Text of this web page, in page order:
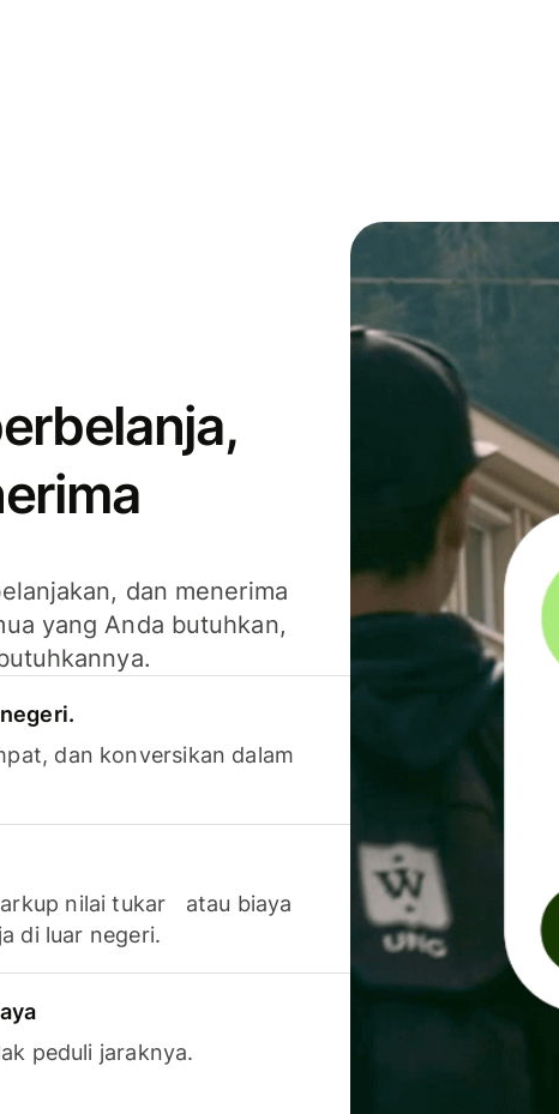
dan menerima
yang Anda butuhkan,
dan konversikan dalam
nilai tukar atau biaya
di luar negeri.
peduli jaraknya.